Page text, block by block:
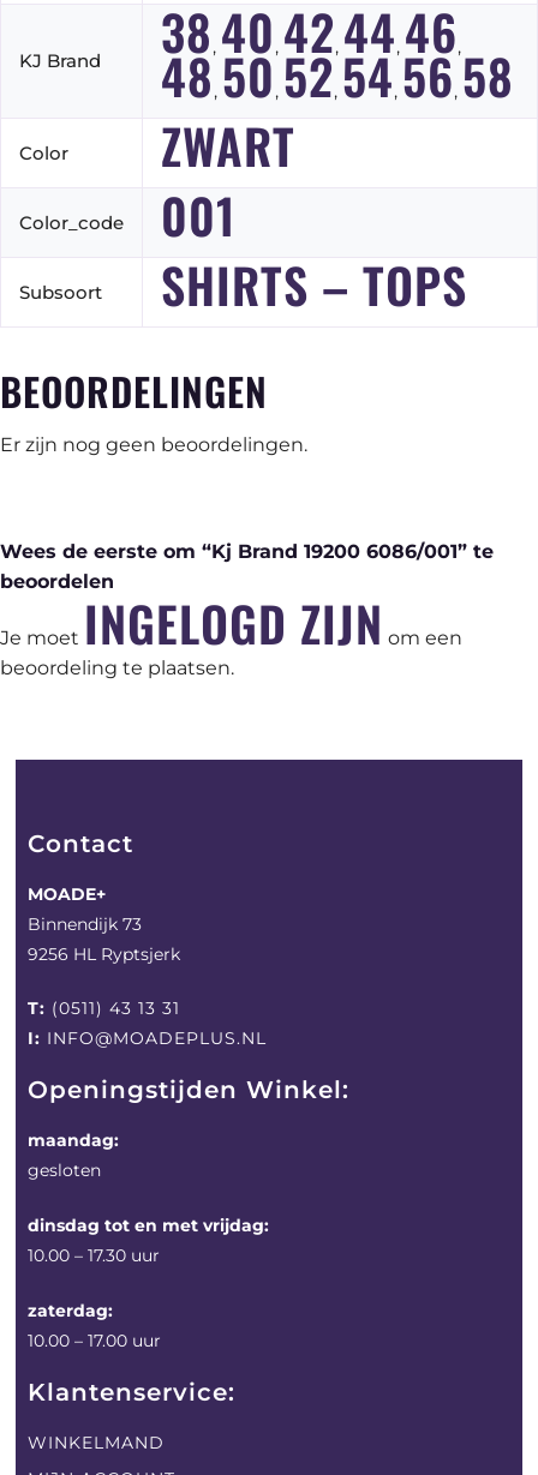
KJ Brand 38 , 40 , 42, 44, 46,
48 , 50 , 52, 54, 56, 58
Color ZWART
Color_code 001
Subsoort SHIRTS – TOPS
BEOORDELINGEN
Er zijn nog geen beoordelingen.
Wees de eerste om “Kj Brand 19200 6086/001” te
beoordelen
Je moet INGELOGD ZIJN om een
beoordeling te plaatsen.
Contact
MOADE+
Binnendijk 73
9256 HL Ryptsjerk
T: (0511) 43 13 31
I: INFO@MOADEPLUS.NL
Openingstijden Winkel:
maandag:
gesloten
dinsdag tot en met vrijdag:
10.00 – 17.30 uur
zaterdag:
10.00 – 17.00 uur
Klantenservice:
WINKELMAND